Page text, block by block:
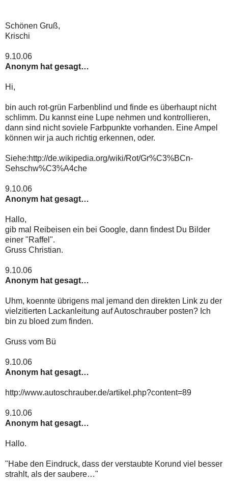
Schönen Gruß,
Krischi
9.10.06
Anonym hat gesagt…
Hi,
bin auch rot-grün Farbenblind und finde es überhaupt nicht
schlimm. Du kannst eine Lupe nehmen und kontrollieren,
dann sind nicht soviele Farbpunkte vorhanden. Eine Ampel
können wir ja auch richtig erkennen, oder.
Siehe:http://de.wikipedia.org/wiki/Rot/Gr%C3%BCn-
Sehschw%C3%A4che
9.10.06
Anonym hat gesagt…
Hallo,
gib mal Reibeisen ein bei Google, dann findest Du Bilder
einer "Raffel".
Gruss Christian.
9.10.06
Anonym hat gesagt…
Uhm, koennte übrigens mal jemand den direkten Link zu der
vielzitierten Lackanleitung auf Autoschrauber posten? Ich
bin zu bloed zum finden.
Gruss vom Bü
9.10.06
Anonym hat gesagt…
http://www.autoschrauber.de/artikel.php?content=89
9.10.06
Anonym hat gesagt…
Hallo.
"Habe den Eindruck, dass der verstaubte Korund viel besser
strahlt, als der saubere…"